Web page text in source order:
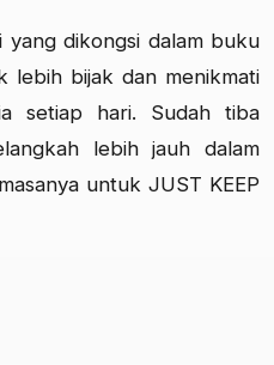
yang dikongsi dalam buku
lebih bijak dan menikmati
setiap hari. Sudah tiba
lebih jauh dalam
untuk JUST KEEP